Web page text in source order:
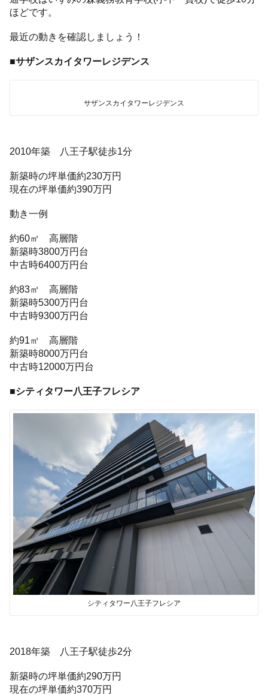
ほどです。
最近の動きを確認しましょう！
■サザンスカイタワーレジデンス
サザンスカイタワーレジデンス
2010年築 八王子駅徒歩1分
新築時の坪単価約230万円
現在の坪単価約390万円
動き一例
約60㎡ 高層階
新築時3800万円台
中古時6400万円台
約83㎡ 高層階
新築時5300万円台
中古時9300万円台
約91㎡ 高層階
新築時8000万円台
中古時12000万円台
■シティタワー八王子フレシア
シティタワー八王子フレシア
2018年築 八王子駅徒歩2分
新築時の坪単価約290万円
現在の坪単価約370万円